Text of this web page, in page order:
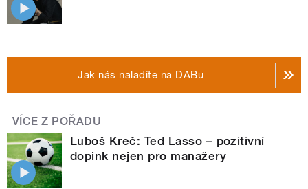
Jak nás naladíte na DABu
VÍCE Z POŘADU
Luboš Kreč: Ted Lasso – pozitivní
dopink nejen pro manažery